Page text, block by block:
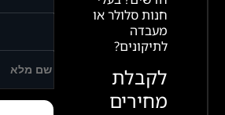
חנות סלולר או
מעבדה
לתיקונים?
לקבלת
מחירים